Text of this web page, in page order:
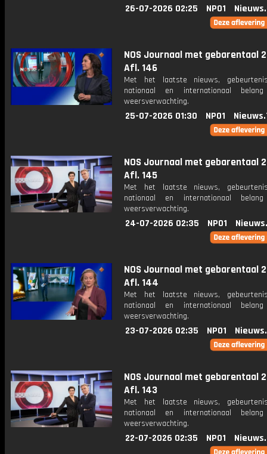
26-07-2026 02:25 NPO1
NOS Journaal met gebarentaal
Afl. 146
Met het laatste nieuws,
nationaal en internationaal
weersverwachting.
25-07-2026 01:30 NPO1
NOS Journaal met gebarentaal
Afl. 145
Met het laatste nieuws,
nationaal en internationaal
weersverwachting.
24-07-2026 02:35 NPO1
NOS Journaal met gebarentaal
Afl. 144
Met het laatste nieuws,
nationaal en internationaal
weersverwachting.
23-07-2026 02:35 NPO1
NOS Journaal met gebarentaal
Afl. 143
Met het laatste nieuws,
nationaal en internationaal
weersverwachting.
22-07-2026 02:35 NPO1